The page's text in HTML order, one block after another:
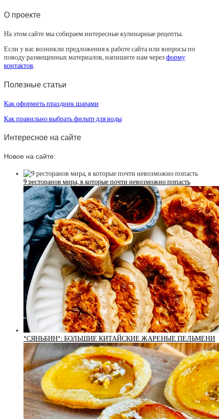
О проекте
На этом сайте мы собираем интересные кулинарные рецепты.
Если у вас возникли предложения к работе сайта или вопросы по
поводу размещенных материалов, напишите нам через форму
контактов.
Полезные статьи
Как оформить праздник шарами
Как правильно выбрать фильтр для воды
Интересное на сайте
Новое на сайте:
9 ресторанов мира, в которые почти невозможно попасть
*СЯНЬБИН*: БОЛЬШИЕ КИТАЙСКИЕ ЖАРЕНЫЕ ПЕЛЬМЕНИ